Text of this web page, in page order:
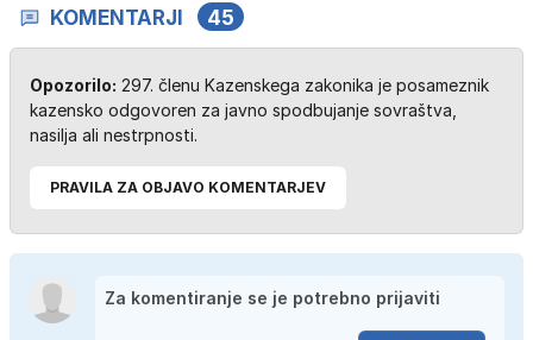
KOMENTARJI 45
Opozorilo: 297. členu Kazenskega zakonika je posameznik
kazensko odgovoren za javno spodbujanje sovraštva,
nasilja ali nestrpnosti.
PRAVILA ZA OBJAVO KOMENTARJEV